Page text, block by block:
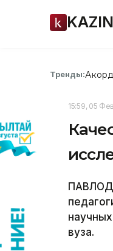
Тренды:
15:59, 05
вуза.